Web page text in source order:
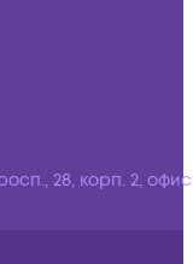
28, корп. 2,